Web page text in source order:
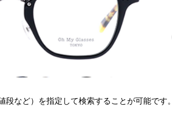
など）を指定して検索することが可能です。